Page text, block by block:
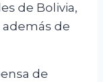
de Bolivia,
además de
de